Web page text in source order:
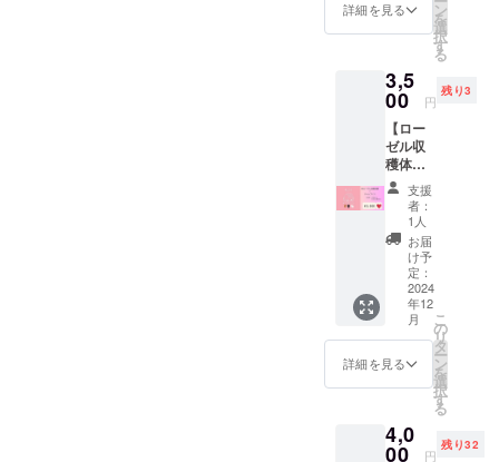
のお手
伝い
敷き）
11:00〜
11:30
ミニト
マトの
収穫
11:40
アイの
ハコへ
移動
軽食タ
イム
12:30
解散 開
所：
AWA-
所：沖
縄県南
10月上
コ（沖
縄県南
城市玉
城字船
越592-
11） ・
交通
費：交
通費は
各自で
ご負担
くださ
い。 ・
連絡方
法：詳
メール
でご連
所要時
間：60
交通
ご負担
くださ
い。 ・
連絡方
法：詳
細は
メール
でご連
絡しま
す。 ・
所要時
間：60
分～90
分 ・対
象者：
大人
券 －D
コー
スー】
ターン
内容 ◎
サー
ターア
ンダ
ギーづ
くり
ーー
サー
ターア
ンダ
ギーづ
りーー
・日
時：
2024年
イのハ
コ（沖
詳細を見る ン
を
選
択
す
る
3,5
00 円
残り3
【ロー
ゼル収
穫体験
＋ ジャ
ムづく
り】 ▼
リター
ン内容
・2024
年12月7
日㈯の
ローゼ
ル収穫
体験 ＋
ジャム
づくり
加いた
だけま
支援
者：
1人
お届
け予
定：
2024
年12
月
詳細を見る
こ
の
リ
タ
ー
ン
を
選
択
す
る
4,0
00 円
残り32